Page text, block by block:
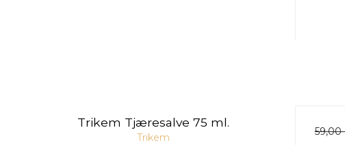
Trikem Tjæresalve 75 ml.
Trikem
59,00